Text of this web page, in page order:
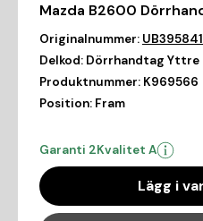
Mazda B2600
Originalnummer:
Delkod: Dörrhandtag Yttre
Produktnummer: K969566
Position: Fram
Garanti 2Kvalitet A
Lägg i